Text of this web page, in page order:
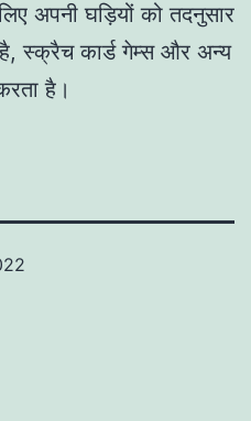
अपनी घड़ियों को तदनुसार
स्क्रैच कार्ड गेम्स और अन्य
है।